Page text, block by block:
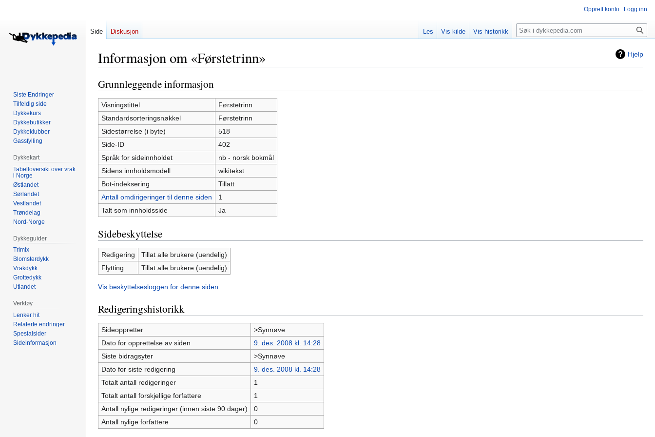
Hjelp
Informasjon om «Førstetrinn»
Hopp
til
navigering
Hopp
til
søk
Grunnleggende informasjon
Visningstittel
Førstetrinn
Standardsorteringsnøkkel
Førstetrinn
Sidestørrelse (i byte)
518
Side-ID
402
Språk for sideinnholdet
nb - norsk bokmål
Sidens innholdsmodell
wikitekst
Bot-indeksering
Tillatt
Antall omdirigeringer til denne siden
1
Talt som innholdsside
Ja
Sidebeskyttelse
Redigering
Tillat alle brukere (uendelig)
Flytting
Tillat alle brukere (uendelig)
Vis beskyttelsesloggen for denne siden.
Redigeringshistorikk
Sideoppretter
>Synnøve
Dato for opprettelse av siden
9. des. 2008 kl. 14:28
Siste bidragsyter
>Synnøve
Dato for siste redigering
9. des. 2008 kl. 14:28
Totalt antall redigeringer
1
Totalt antall forskjellige forfattere
1
Antall nylige redigeringer (innen siste 90 dager)
0
Antall nylige forfattere
0
Opprett konto Logg inn
Side Diskusjon Les Vis kilde Vis historikk Søk
Siste Endringer
Tilfeldig side
Dykkekurs
Dykkebutikker
Dykkeklubber
Gassfylling
Dykkekart
Tabelloversikt over vrak
i Norge
Østlandet
Sørlandet
Vestlandet
Trøndelag
Nord-Norge
Dykkeguider
Trimix
Blomsterdykk
Vrakdykk
Grottedykk
Utlandet
Verktøy
Lenker hit
Relaterte endringer
Spesialsider
Sideinformasjon